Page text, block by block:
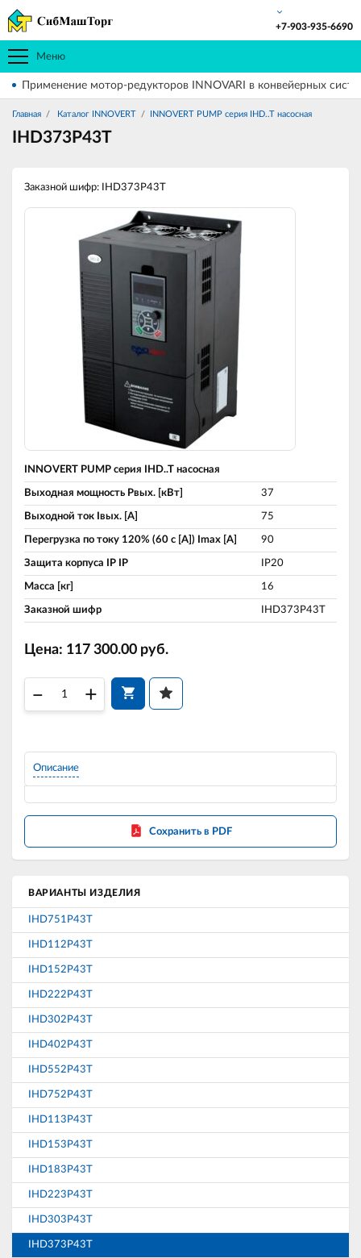
Меню
+7-903-935-6690
Применение мотор-редукторов INNOVARI в конвейерных
Главная Каталог INNOVERT INNOVERT PUMP серия IHD..T насосная
IHD373P43T
ВАРИАНТЫ ИЗДЕЛИЯ
IHD751P43T
IHD112P43T
IHD152P43T
IHD222P43T
IHD302P43T
IHD402P43T
IHD552P43T
IHD752P43T
IHD113P43T
IHD153P43T
IHD183P43T
IHD223P43T
IHD303P43T
IHD373P43T
Заказной шифр: IHD373P43T
INNOVERT PUMP серия IHD..T насосная
Выходная мощность Pвых. [кВт] 37
Выходной ток Iвых. [A] 75
Перегрузка по току 120% (60 c [A]) Imax [A] 90
Защита корпуса IP IP IP20
Масса [кг] 16
Заказной шифр IHD373P43T
Цена: 117 300.00 руб.
– +
Описание
Сохранить в PDF